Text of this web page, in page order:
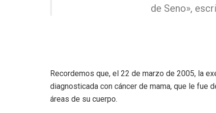
de Seno»,
Recordemos que, el 22 de marzo de 2005, la
diagnosticada con cáncer de mama, que le fue
áreas de su cuerpo.